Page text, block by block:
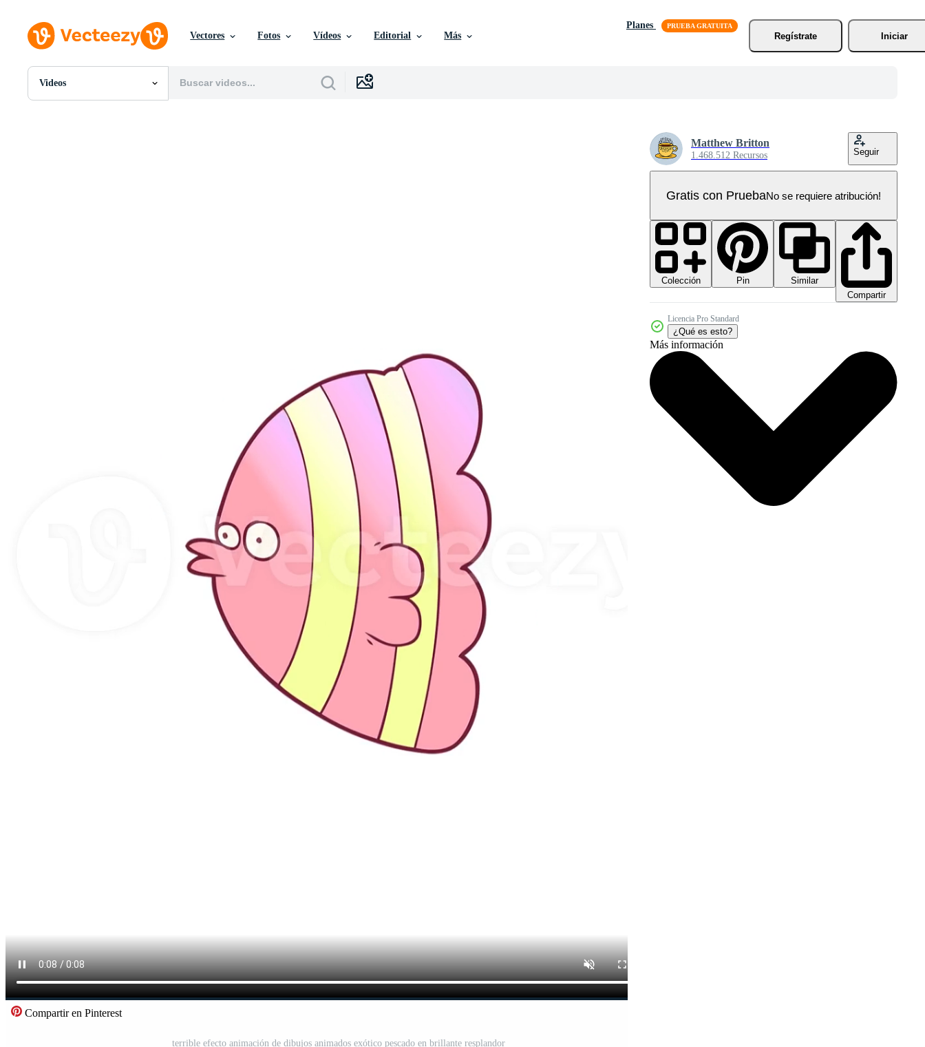
Vectores Fotos Vídeos Editorial Más
Planes
Regístrate
Iniciar
Videos
Todas Imágenes
Compartir en Pinterest
terrible efecto animación de dibujos animados exótico pescado en brillante resplandor
Matthew Britton
1.468.512 Recursos Seguir
Gratis con PruebaNo se requiere atribución!
Colección Pin
Similar
Compartir
Licencia Pro Standard
¿Qué es esto?
Más información